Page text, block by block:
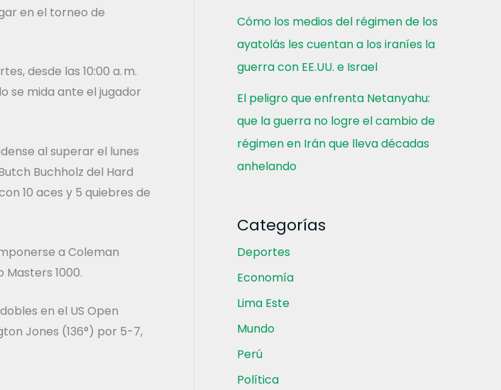
en el torneo de
desde las 10:00 a. m.
se mida ante el jugador
al superar el lunes
Buchholz del Hard
10 aces y 5 quiebres de
a Coleman
1000.
en el US Open
Jones (136°) por 5-7,
Cómo los medios del régimen de los
ayatolás les cuentan a los iraníes la
guerra con EE.UU. e Israel
El peligro que enfrenta Netanyahu:
que la guerra no logre el cambio de
régimen en Irán que lleva décadas
anhelando
Categorías
Deportes
Economía
Lima Este
Mundo
Perú
Política